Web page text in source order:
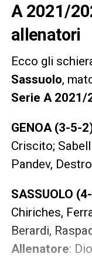
A 2021/
allenatori
Ecco gli
Sassuolo,
Serie A 2021/
GENOA (3-5-
Criscito;
Pandev,
SASSUOLO
Chiriches,
Berardi,
Allenatore: